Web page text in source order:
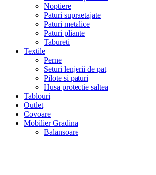
Noptiere
Paturi supraetajate
Paturi metalice
Paturi pliante
Tabureti
Textile
Perne
Seturi lenjerii de pat
Pilote si paturi
Husa protectie saltea
Tablouri
Outlet
Covoare
Mobilier Gradina
Balansoare